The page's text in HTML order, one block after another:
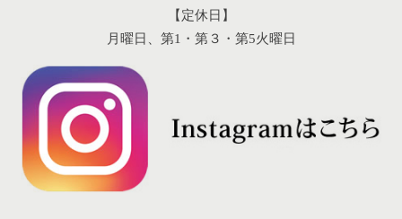
【定休日】
月曜日、第1・第３・第5火曜日